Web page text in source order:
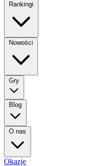
Rankingi
Nowości
Gry
Blog
O nas
Okazje